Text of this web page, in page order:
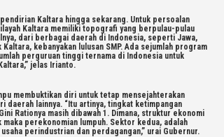
Kaltara hingga sekarang. Untuk persoalan
Kaltara memiliki topografi yang berpulau-pulau
dari berbagai daerah di Indonesia, seperti Jawa,
kebanyakan lulusan SMP. Ada sejumlah program
perguruan tinggi ternama di Indonesia untuk
jelas Irianto.
membuktikan diri untuk tetap mensejahterakan
daerah lainnya. “Itu artinya, tingkat ketimpangan
Rationya masih dibawah 1. Dimana, struktur ekonomi
perekonomian lumpuh. Sektor kedua, adalah
perindustrian dan perdagangan,” urai Gubernur.